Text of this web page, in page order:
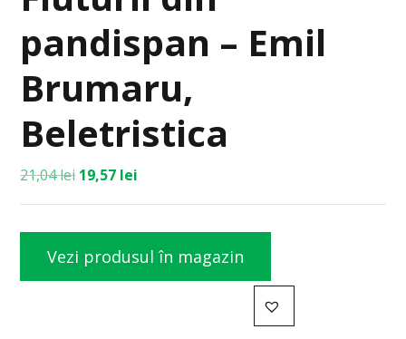
pandispan – Emil
Brumaru,
Beletristica
21,04lei 19,57 lei
Vezi produsul în magazin